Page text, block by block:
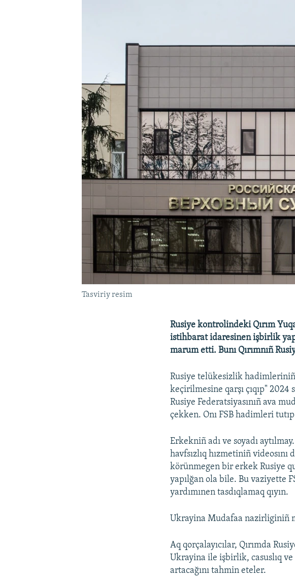
Tasviriy resim
Rusiye kontrolindeki Qırım
istihbarat idaresinen işbirlik
marum etti. Bunı Qırımnıñ
Rusiye telükesizlik
keçirilmesine qarşı çıqıp" 2024
Rusiye Federatsiyasınıñ ava
çekken. Onı FSB hadimleri
Erkekniñ adı ve soyadı
havfsızlıq hızmetiniñ
körünmegen bir erkek Rusiye
yapılğan ola bile. Bu vaziyette
yardımınen tasdıqlamaq qıyın.
Ukrayina Mudafaa nazirliginiñ
Aq qorçalayıcılar, Qırımda
Ukrayina ile işbirlik, casuslıq ve
artacağını tahmin eteler.